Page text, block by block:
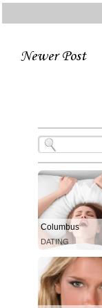
Newer Post
Columbus
DATING